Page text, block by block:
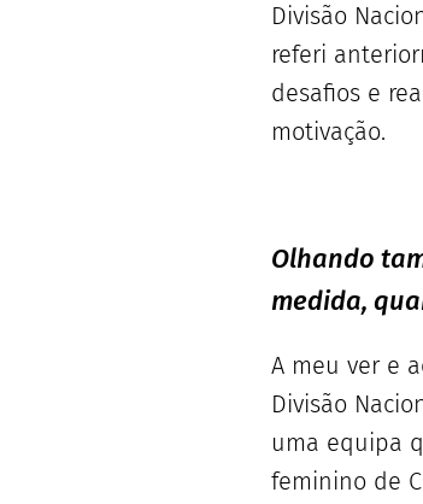
Divisão
referi
desafios e
motivação.
Olhando
medida,
A meu ver e
Divisão
uma equipa
feminino de